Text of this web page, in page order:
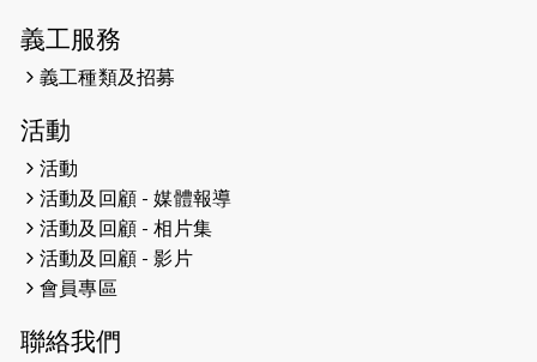
2026-04-23
2026-04-19
2026-04-16
猛龍長跑隊恆常練習 - 4月16日
（19:00開始）
2026-04-12
義工服務
義工種類及招募
活動
活動
活動及回顧 - 媒體報導
活動及回顧 - 相片集
活動及回顧 - 影片
會員專區
聯絡我們